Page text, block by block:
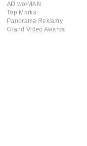
AD wo/MAN
Top Marka
Panorama Reklamy
Grand Video Awards